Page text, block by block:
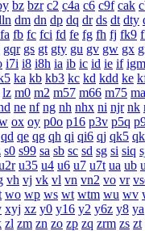
bz bzr c2 c4a c6 c9f cak
dm dn dp dq dr ds dt dty
fa fb fc fci fd fe fg fh fj fk9
gqr gs gt gty gu gv gw gx
i7i i8 i8h ia ib ic id ie if igm
ka kb kb3 kc kd kdd ke
lz m0 m2 m57 m66 m75 ma
ne nf ng nh nhx ni njr nk
ox oy p0o p16 p3v p5q
qd qe qg qh qi qi6 qj qk5
s0 s99 sa sb sc sd sg si siq
u35 u4 u6 u7 u7t ua ub
vh vj vk vl vn vn2 vo vr
wo wp ws wt wtm wu wv
xyj xz y0 y16 y2 y6z y8 ya
zl zm zn zo zp zq zrm zs zt